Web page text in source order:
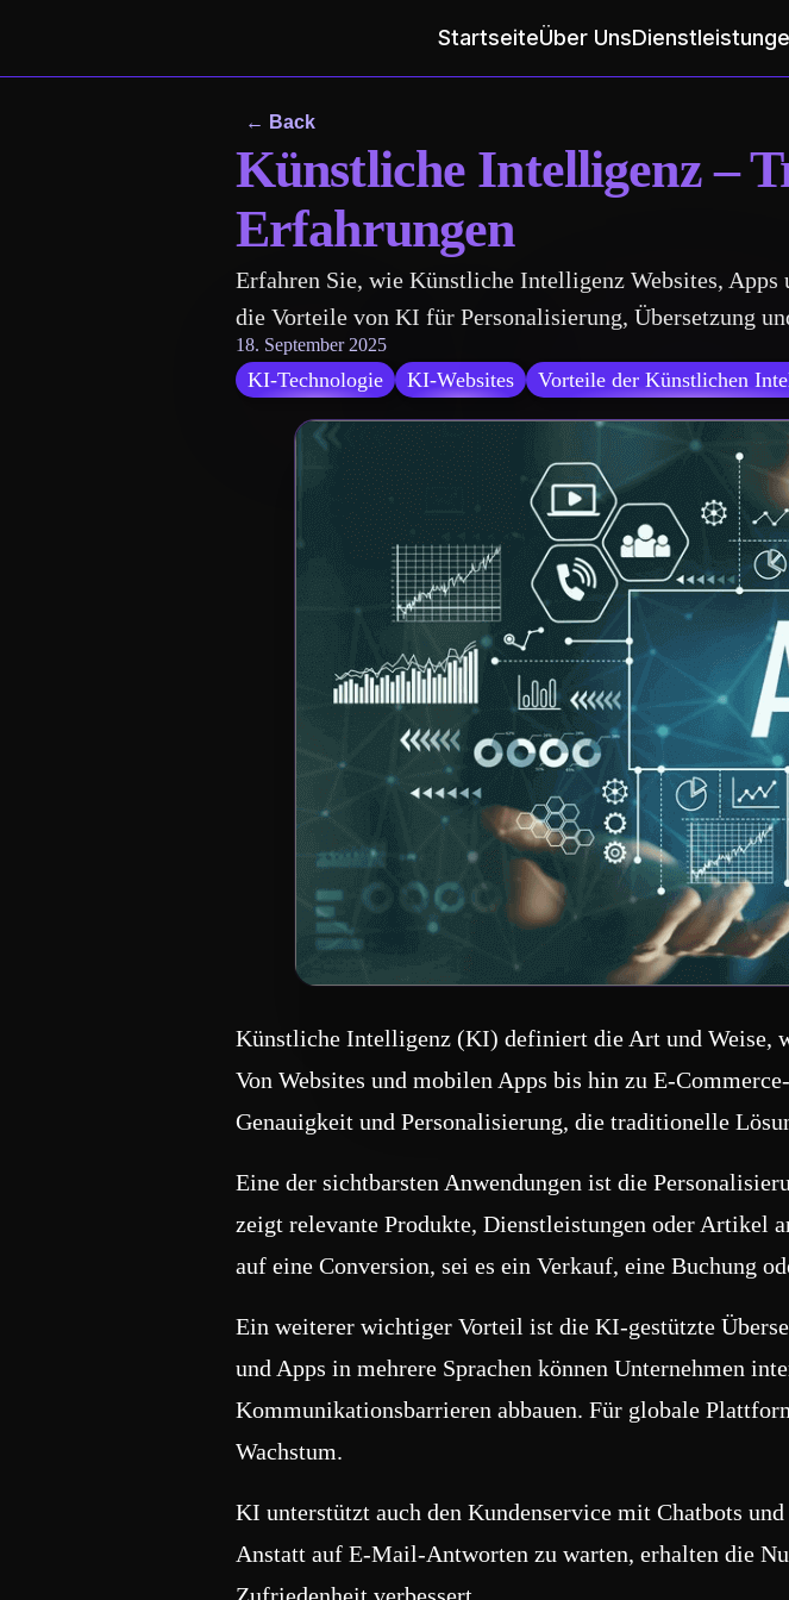
StartseiteÜber Uns
← Back
Künstliche Intelligenz –
Erfahrungen
Erfahren Sie, wie Künstliche Intelligenz Websites,
die Vorteile von KI für Personalisierung, Übersetzung
18. September 2025
KI-Technologie KI-Websites Vorteile der Künstlichen
Künstliche Intelligenz (KI) definiert die Art und Weise,
Von Websites und mobilen Apps bis hin zu E-
Genauigkeit und Personalisierung, die traditionelle
Eine der sichtbarsten Anwendungen ist die
zeigt relevante Produkte, Dienstleistungen oder Artikel
auf eine Conversion, sei es ein Verkauf, eine Buchung
Ein weiterer wichtiger Vorteil ist die KI-gestützte
und Apps in mehrere Sprachen können Unternehmen
Kommunikationsbarrieren abbauen. Für globale
Wachstum.
KI unterstützt auch den Kundenservice mit Chatbots
Anstatt auf E-Mail-Antworten zu warten, erhalten die